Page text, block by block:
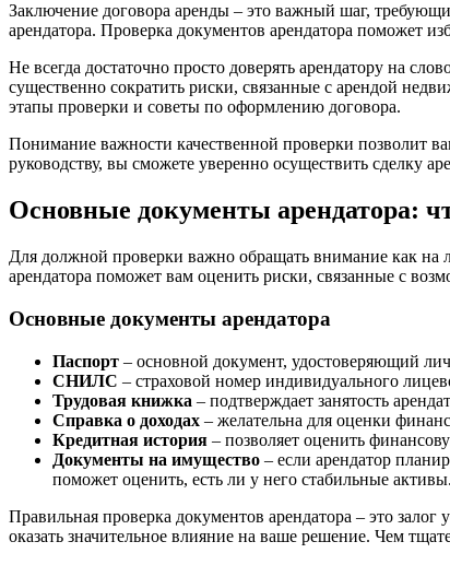
Заключение договора аренды – это важный шаг,
арендатора. Проверка документов арендатора поможет
Не всегда достаточно просто доверять арендатору на
существенно сократить риски, связанные с арендой
этапы проверки и советы по оформлению договора.
Понимание важности качественной проверки позволит
руководству, вы сможете уверенно осуществить сделку
Основные документы арендатора:
Для должной проверки важно обращать внимание как на
арендатора поможет вам оценить риски, связанные с
Основные документы арендатора
Паспорт – основной документ, удостоверяющий
СНИЛС – страховой номер индивидуального
Трудовая книжка – подтверждает занятость
Справка о доходах – желательна для оценки
Кредитная история – позволяет оценить
Документы на имущество – если арендатор
поможет оценить, есть ли у него стабильные активы.
Правильная проверка документов арендатора – это
оказать значительное влияние на ваше решение. Чем